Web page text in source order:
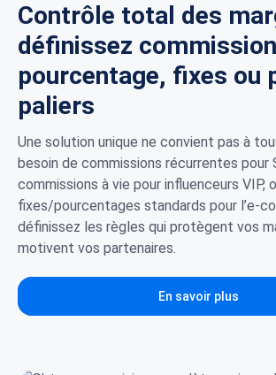
Contrôle total des
définissez
pourcentage, fixes ou
paliers
Une solution unique ne convient pas à
besoin de commissions récurrentes pour
commissions à vie pour influenceurs VIP,
fixes/pourcentages standards pour l’e-
définissez les règles qui protègent vos
motivent vos partenaires.
En savoir plus